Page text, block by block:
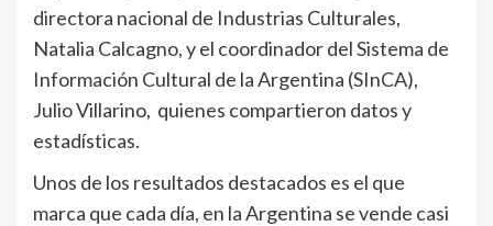
directora nacional de Industrias Culturales,
Natalia Calcagno, y el coordinador del Sistema de
Información Cultural de la Argentina (SInCA),
Julio Villarino, quienes compartieron datos y
estadísticas.
Unos de los resultados destacados es el que
marca que cada día, en la Argentina se vende casi